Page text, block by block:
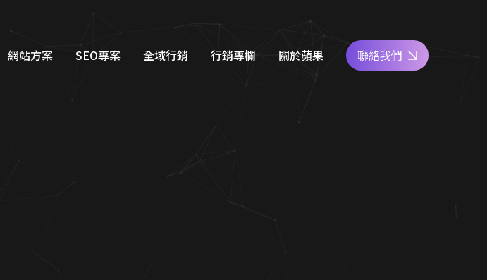
網站方案 SEO專案 全域行銷
FB/IG社群經營
行銷專欄
關鍵字廣告秘笈
關於蘋果 聯絡我們